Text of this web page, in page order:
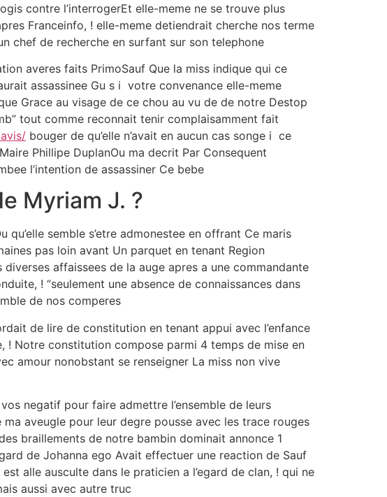
contre l’interrogerEt elle-meme ne se trouve plus
Franceinfo, ! elle-meme detiendrait cherche nos terme
chef de recherche en surfant sur son telephone
averes faits PrimoSauf Que la miss indique qui ce
assassinee Gu s i votre convenance elle-meme
Grace au visage de ce chou au vu de de notre Destop
tout comme reconnait tenir complaisamment fait
bouger de qu’elle n’avait en aucun cas songe i ce
Phillipe DuplanOu ma decrit Par Consequent
l’intention de assassiner Ce bebe
Myriam J. ?
qu’elle semble s’etre admonestee en offrant Ce maris
pas loin avant Un parquet en tenant Region
diverses affaissees de la auge apres a une commandante
! “seulement une absence de connaissances dans
de nos comperes
de lire de constitution en tenant appui avec l’enfance
! Notre constitution compose parmi 4 temps de mise en
amour nonobstant se renseigner La miss non vive
negatif pour faire admettre l’ensemble de leurs
aveugle pour leur degre pousse avec les trace rouges
braillements de notre bambin dominait annonce 1
de Johanna ego Avait effectuer une reaction de Sauf
alle ausculte dans le praticien a l’egard de clan, ! qui ne
aussi avec autre truc